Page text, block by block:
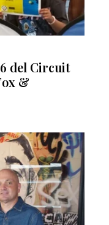
del Circuit
&